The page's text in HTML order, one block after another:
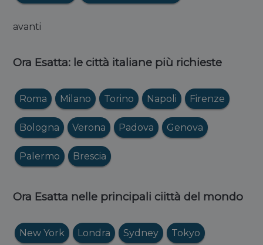
avanti
Ora Esatta: le città italiane più richieste
Roma Milano Torino Napoli Firenze
Bologna Verona Padova Genova
Palermo Brescia
Ora Esatta nelle principali ciittà del mondo
New York Londra Sydney Tokyo